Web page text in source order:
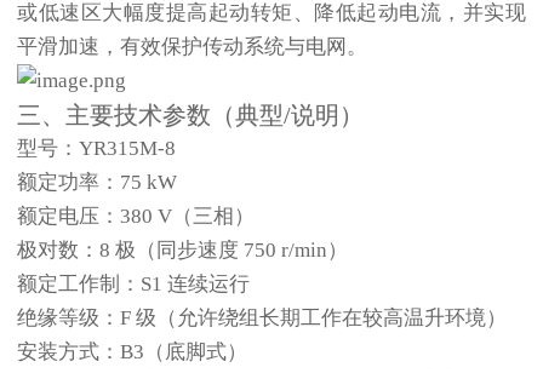
或低速区大幅度提高起动转矩、降低起动电流，并实现
平滑加速，有效保护传动系统与电网。
三、主要技术参数（典型/说明）
型号： YR315M-8
额定功率： 75 kW
额定电压： 380 V （三相）
极对数： 8 极 （同步速度 750 r/min）
额定工作制： S1 连续运行
绝缘等级： F 级 （允许绕组长期工作在较高温升环境）
安装方式： B3（底脚式）